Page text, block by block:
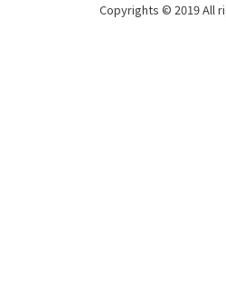
Copyrights ©︎ 2019 All